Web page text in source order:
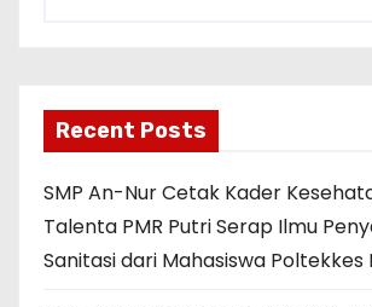
Recent Posts
SMP An-Nur Cetak Kader
Talenta PMR Putri Serap Ilmu
Sanitasi dari Mahasiswa Poltekkes